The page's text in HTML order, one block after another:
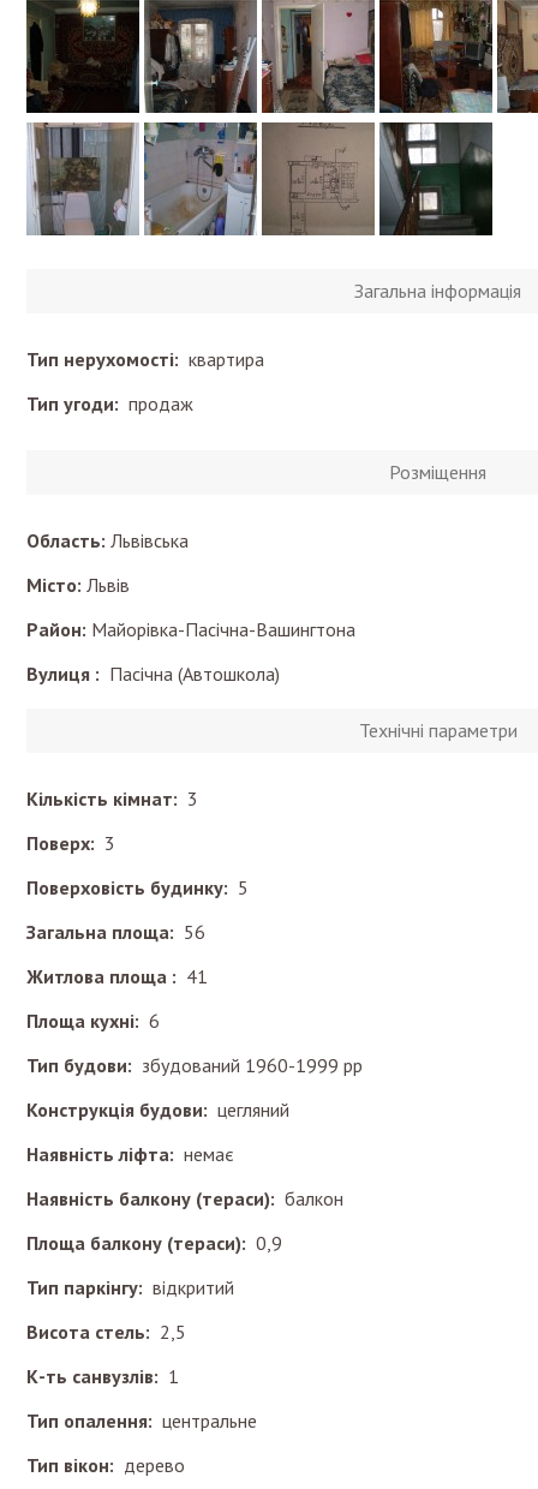
Загальна інформація
Тип нерухомості: квартира
Тип угоди: продаж
Розміщення
Область: Львівська
Місто: Львів
Район: Майорівка-Пасічна-Вашингтона
Вулиця : Пасічна (Автошкола)
Технічні параметри
Кількість кімнат: 3
Поверх: 3
Поверховість будинку: 5
Загальна площа: 56
Житлова площа : 41
Площа кухні: 6
Тип будови: збудований 1960-1999 рр
Конструкція будови: цегляний
Наявність ліфта: немає
Наявність балкону (тераси): балкон
Площа балкону (тераси): 0,9
Тип паркінгу: відкритий
Висота стель: 2,5
К-ть санвузлів: 1
Тип опалення: центральне
Тип вікон: дерево